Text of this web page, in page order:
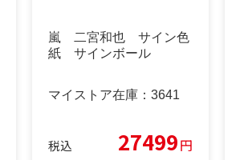
嵐 二宮和也 サイン色
紙 サインボール
マイストア在庫： 3641
税込 27499円